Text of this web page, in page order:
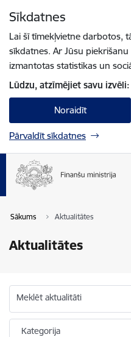
Sīkdatnes
Lai šī tīmekļvietne darbotos,
sīkdatnes. Ar Jūsu
izmantotas statistikas un
Lūdzu, atzīmējiet savu izvēli:
Noraidīt
Pārvaldīt sīkdatnes
Sākums Aktualitātes
Aktualitātes
Meklēt aktualitāti
Kategorija